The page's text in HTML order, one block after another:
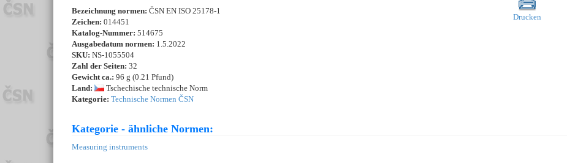
Bezeichnung normen: ČSN EN ISO 25178-1
Zeichen: 014451
Katalog-Nummer: 514675
Ausgabedatum normen: 1.5.2022
SKU: NS-1055504
Zahl der Seiten: 32
Gewicht ca.: 96 g (0.21 Pfund)
Land:
Tschechische technische Norm
Kategorie: Technische Normen ČSN
Drucken
Kategorie - ähnliche Normen:
Measuring instruments